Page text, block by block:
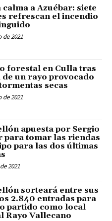
calma a Azuébar: siete
refrescan el incendio
de 2021
forestal en Culla tras
de un rayo provocado
secas
de 2021
apuesta por Sergio
para tomar las riendas
para las dos últimas
2021
sorteará entre sus
2.840 entradas para
partido como local
Rayo Vallecano